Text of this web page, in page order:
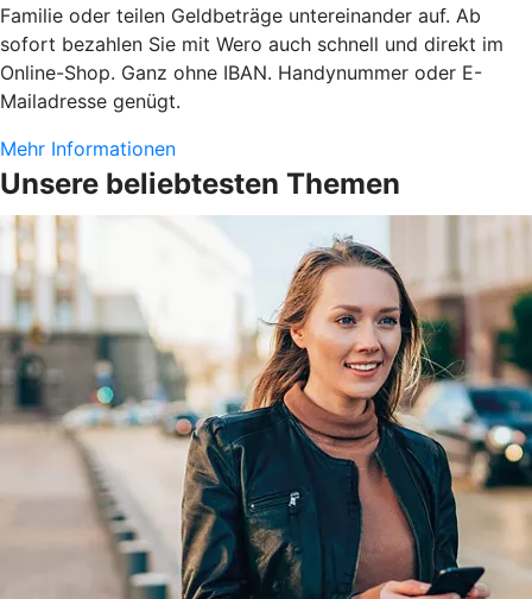
Familie oder teilen Geldbeträge untereinander auf. Ab
sofort bezahlen Sie mit Wero auch schnell und direkt im
Online-Shop. Ganz ohne IBAN. Handynummer oder E-
Mailadresse genügt.
Mehr Informationen
Unsere beliebtesten Themen